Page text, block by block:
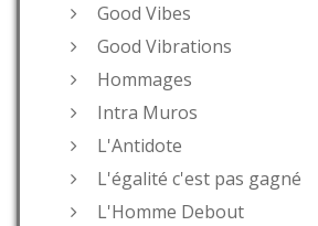
Good Vibes
Good Vibrations
Hommages
Intra Muros
L'Antidote
L'égalité c'est pas gagné
L'Homme Debout